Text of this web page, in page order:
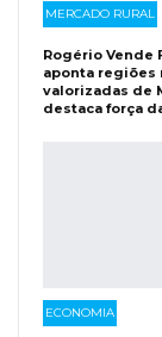
MERCADO RURAL
Rogério Vende
aponta regiões
valorizadas de
destaca força
ECONOMIA